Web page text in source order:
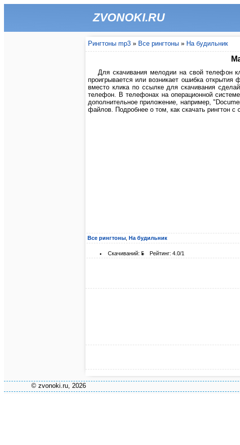
ZVONOKI.RU
Рингтоны mp3 » Все рингтоны » На будильник
Для скачивания мелодии на свой телефон
проигрывается или возникает ошибка открытия
вместо клика по ссылке для скачивания
телефон. В телефонах на операционной
дополнительное приложение, например,
файлов. Подробнее о том, как скачать рингтон с
Все рингтоны На будильник
Скачиваний: 5 Рейтинг: 4.0/1
© zvonoki.ru, 2026